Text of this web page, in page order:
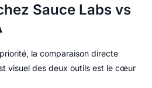
Sauce Labs vs
la comparaison directe
visuel des deux outils est le cœur